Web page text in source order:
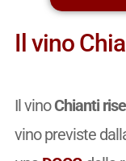
Il vino
Il vinoChianti
vino previste